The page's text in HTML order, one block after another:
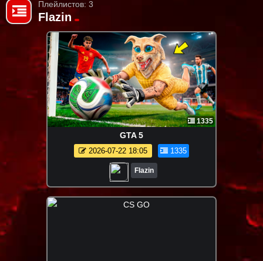
Плейлистов: 3
Flazin
1335
GTA 5
2026-07-22 18:05 1335
Flazin